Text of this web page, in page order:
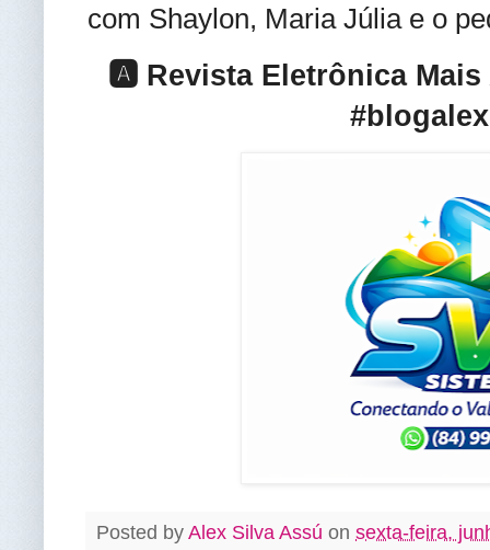
com Shaylon, Maria Júlia e o
🅰️ Revista Eletrônica
Posted by Alex Silva Assú on sexta-feira,